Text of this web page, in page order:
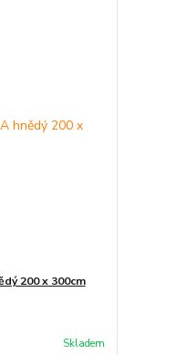
200 x 300cm
Skladem